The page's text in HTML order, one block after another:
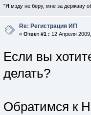
"Я мзду не беру, мне за державу
Re: Регистрация ИП
« Ответ #1 : 12 Апреля
Если вы
делать?
Обратимся к